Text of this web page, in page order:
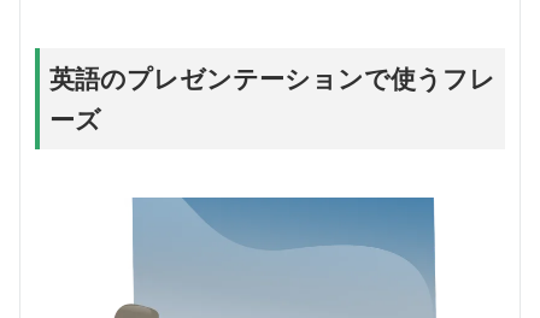
英語のプレゼンテーションで使うフレ
ーズ